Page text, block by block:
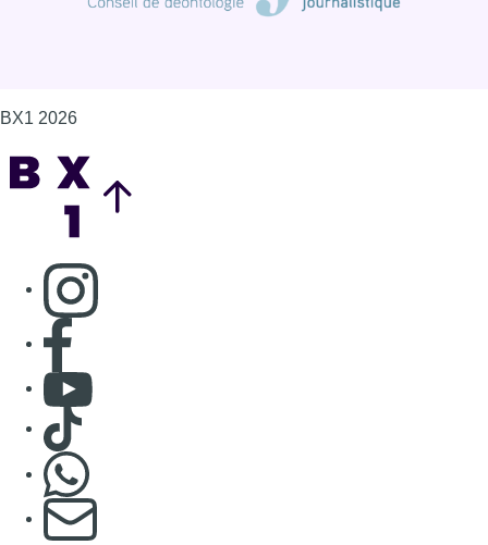
BX1 2026
Consulter page Instagram
Consulter page Facebook
Consulter Youtube
Consulter TikTok
S'abonner à notre newsletter